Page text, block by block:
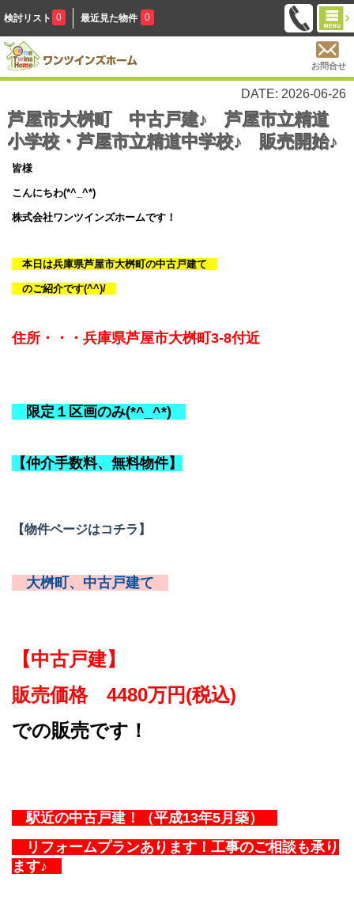
検討リスト 0 最近見た物件 0
お問合せ
DATE: 2026-06-26
芦屋市大桝町 中古戸建♪ 芦屋市立精道
小学校・芦屋市立精道中学校♪ 販売開始♪
皆様
こんにちわ(*^_^*)
株式会社ワンツインズホームです！
本日は兵庫県芦屋市大桝町の中古戸建て
のご紹介です(^^)/
住所・・・ 兵庫県芦屋市大桝町3-8付近
限定１区画のみ(*^_^*)
【仲介手数料、無料物件】
【物件ページはコチラ】
大桝町、中古戸建て
【中古戸建】
販売価格 4480万円(税込)
での販売です！
駅近の中古戸建！（平成13年5月築）
リフォームプランあります！工事のご相談も承り
ます♪